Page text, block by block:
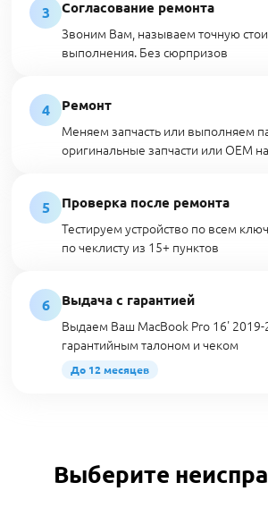
3
Согласование ремонта
Звоним Вам, называем точную
выполнения. Без сюрпризов
4
Ремонт
Меняем запчасть или выполняем
оригинальные запчасти или OEM
5
Проверка после ремонта
Тестируем устройство по всем
по чеклисту из 15+ пунктов
6
Выдача с гарантией
Выдаем Ваш MacBook Pro 16' 2019-
гарантийным талоном и чеком
До 12 месяцев
Выберите